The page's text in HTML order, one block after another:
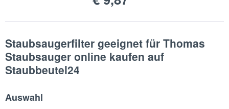
Staubsaugerfilter geeignet für Thomas
Staubsauger online kaufen auf
Staubbeutel24
Auswahl